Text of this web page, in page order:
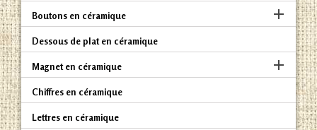
Boutons en céramique 
Dessous de plat en céramique
Magnet en céramique 
Chiffres en céramique
Lettres en céramique